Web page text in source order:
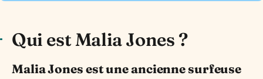
Qui est Malia Jones ?
Malia Jones est une ancienne surfeuse